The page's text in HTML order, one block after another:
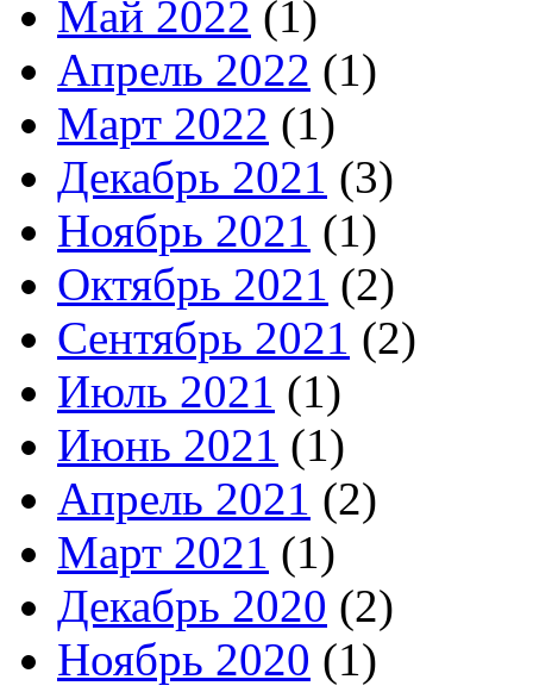
Май 2022 (1)
Апрель 2022 (1)
Март 2022 (1)
Декабрь 2021 (3)
Ноябрь 2021 (1)
Октябрь 2021 (2)
Сентябрь 2021 (2)
Июль 2021 (1)
Июнь 2021 (1)
Апрель 2021 (2)
Март 2021 (1)
Декабрь 2020 (2)
Ноябрь 2020 (1)